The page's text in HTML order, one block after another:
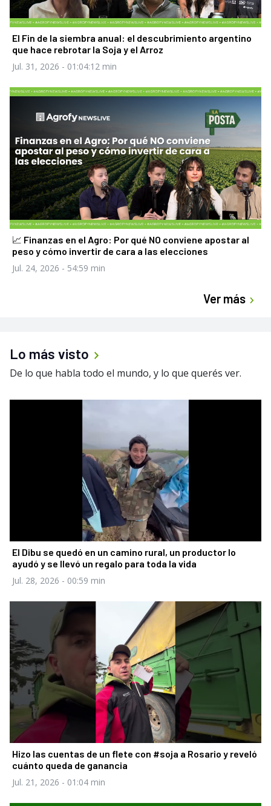
El Fin de la siembra anual: el descubrimiento argentino
que hace rebrotar la Soja y el Arroz
Jul. 31, 2026 - 01:04:12 min
📈 Finanzas en el Agro: Por qué NO conviene apostar al
peso y cómo invertir de cara a las elecciones
Jul. 24, 2026 - 54:59 min
Ver más
Lo más visto
De lo que habla todo el mundo, y lo que querés ver.
El Dibu se quedó en un camino rural, un productor lo
ayudó y se llevó un regalo para toda la vida
Jul. 28, 2026 - 00:59 min
Hizo las cuentas de un flete con #soja a Rosario y reveló
cuánto queda de ganancia
Jul. 21, 2026 - 01:04 min